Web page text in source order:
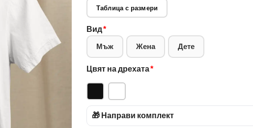
Таблица с размери
Вид*
Мъж Жена Дете
Цвят на дрехата*
🎁 Направи комплект